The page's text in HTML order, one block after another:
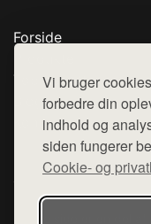
Vi bruger
forbedre din
indhold og
siden fungerer
Cookie- og
Forside
Top Rabatter
Blog
Kontakt
Denne side er en del